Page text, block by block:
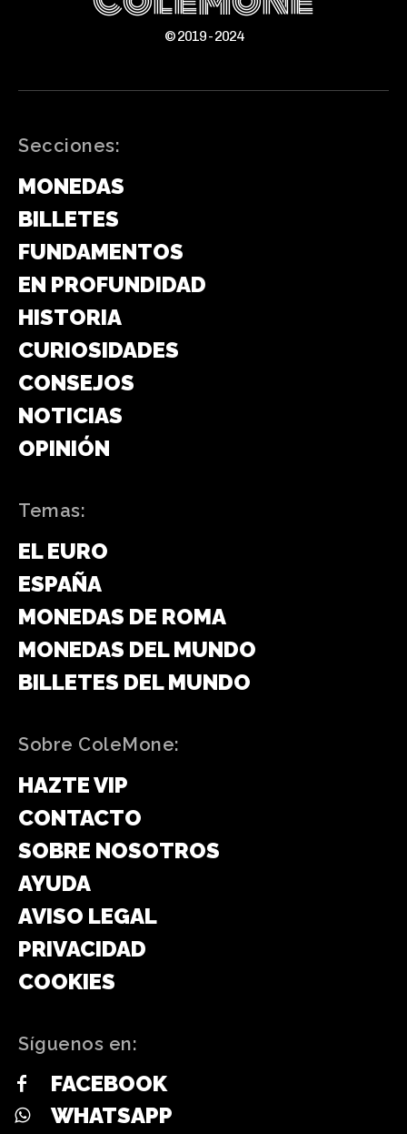
© 2019 - 2024
Secciones:
MONEDAS
BILLETES
FUNDAMENTOS
EN PROFUNDIDAD
HISTORIA
CURIOSIDADES
CONSEJOS
NOTICIAS
OPINIÓN
Temas:
EL EURO
ESPAÑA
MONEDAS DE ROMA
MONEDAS DEL MUNDO
BILLETES DEL MUNDO
Sobre ColeMone:
HAZTE VIP
CONTACTO
SOBRE NOSOTROS
AYUDA
AVISO LEGAL
PRIVACIDAD
COOKIES
Síguenos en:
FACEBOOK
WHATSAPP